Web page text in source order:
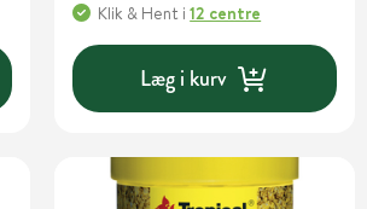
Klik & Hent i12 centre
Læg i kurv